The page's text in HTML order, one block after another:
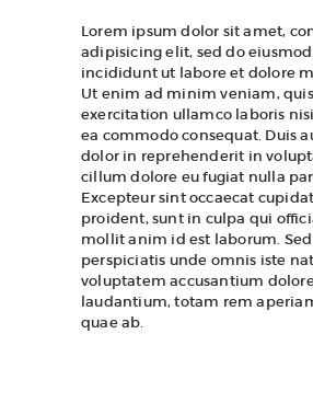
Lorem ipsum dolor sit amet,
adipisicing elit, sed do
incididunt ut labore et dolore
Ut enim ad minim veniam,
exercitation ullamco laboris
ea commodo consequat. Duis
dolor in reprehenderit in
cillum dolore eu fugiat nulla
Excepteur sint occaecat
proident, sunt in culpa qui
mollit anim id est laborum.
perspiciatis unde omnis iste
voluptatem accusantium
laudantium, totam rem
quae ab.